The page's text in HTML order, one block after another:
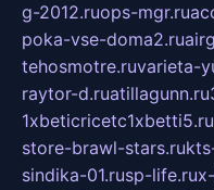
g-2012.ruops-mgr.ru
poka-vse-doma2.ru
tehosmotre.ruvarieta-
raytor-d.ruatillagunn.ru
1xbeticricetc1xbetti5.ru
store-brawl-stars.ru
sindika-01.rusp-life.ru